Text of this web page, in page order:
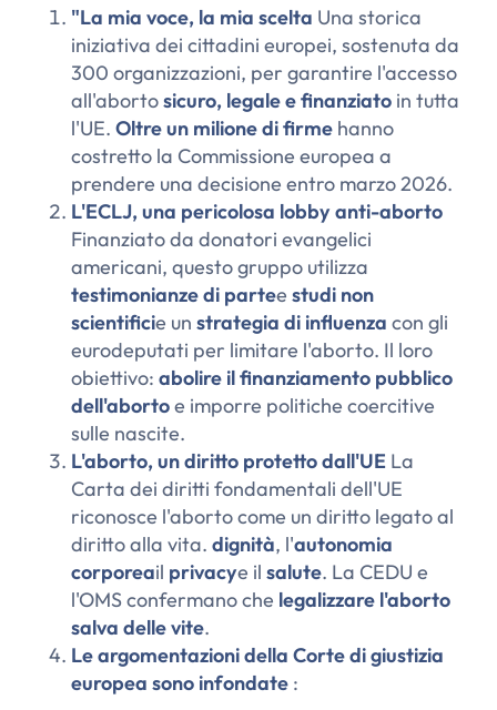
"La mia voce, la mia scelta Una storica
iniziativa dei cittadini europei, sostenuta da
300 organizzazioni, per garantire l'accesso
all'abortosicuro, legale e finanziato in tutta
l'UE. Oltre un milione di firme hanno
costretto la Commissione europea a
prendere una decisione entro marzo 2026.
L'ECLJ, una pericolosa lobby anti-aborto
Finanziato da donatori evangelici
americani, questo gruppo utilizza
testimonianze di partee studi non
scientificie un strategia di influenza con gli
eurodeputati per limitare l'aborto. Il loro
obiettivo: abolire il finanziamento pubblico
dell'abortoe imporre politiche coercitive
sulle nascite.
L'aborto, un diritto protetto dall'UE La
Carta dei diritti fondamentali dell'UE
riconosce l'aborto come un diritto legato al
diritto alla vita. dignità, l'autonomia
corporeail privacye il salute. La CEDU e
l'OMS confermano che legalizzare l'aborto
salva delle vite.
Le argomentazioni della Corte di giustizia
europea sono infondate :